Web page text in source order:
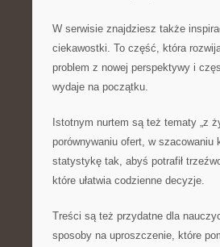
W serwisie znajdziesz także
ciekawostki. To część, która
problem z nowej perspektywy i
wydaje na początku.
Istotnym nurtem są też tematy „z
porównywaniu ofert, w szacowaniu
statystykę tak, abyś potrafił
które ułatwia codzienne decyzje.
Treści są też przydatne dla
sposoby na uproszczenie, które